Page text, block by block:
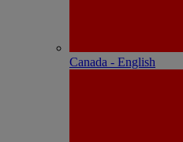
Canada - English